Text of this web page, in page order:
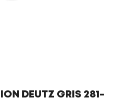
DEUTZ GRIS 281-